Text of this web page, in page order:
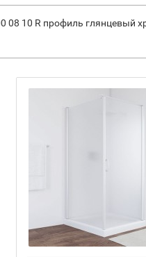
08 10 R профиль глянцевый